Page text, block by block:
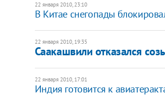
22 января 2010, 23:10
В Китае снегопады
22 января 2010, 19:35
Саакашвили отказался
22 января 2010, 17:01
Индия готовится к